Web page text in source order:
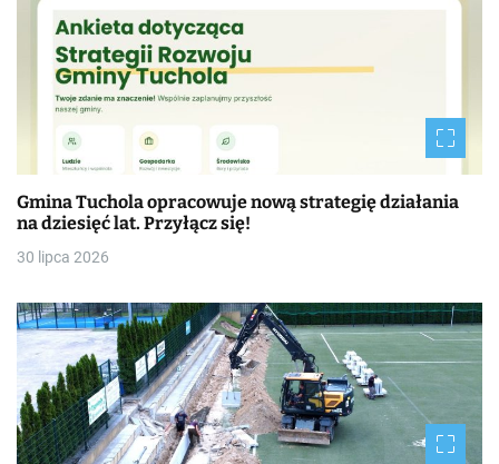
Gmina Tuchola opracowuje nową strategię działania
na dziesięć lat. Przyłącz się!
30 lipca 2026